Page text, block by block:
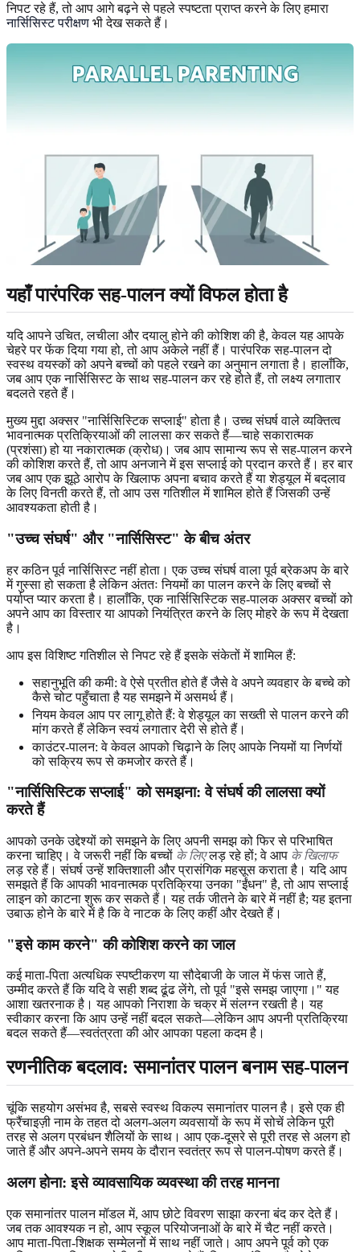
निपट रहे हैं, तो आप आगे बढ़ने से पहले स्पष्टता प्राप्त करने के लिए हमारा
नार्सिसिस्ट परीक्षण भी देख सकते हैं।
यहाँ पारंपरिक सह-पालन क्यों विफल होता है
यदि आपने उचित, लचीला और दयालु होने की कोशिश की है, केवल यह आपके
चेहरे पर फेंक दिया गया हो, तो आप अकेले नहीं हैं। पारंपरिक सह-पालन दो
स्वस्थ वयस्कों को अपने बच्चों को पहले रखने का अनुमान लगाता है। हालाँकि,
जब आप एक नार्सिसिस्ट के साथ सह-पालन कर रहे होते हैं, तो लक्ष्य लगातार
बदलते रहते हैं।
मुख्य मुद्दा अक्सर "नार्सिसिस्टिक सप्लाई" होता है। उच्च संघर्ष वाले व्यक्तित्व
भावनात्मक प्रतिक्रियाओं की लालसा कर सकते हैं—चाहे सकारात्मक
(प्रशंसा) हो या नकारात्मक (क्रोध)। जब आप सामान्य रूप से सह-पालन करने
की कोशिश करते हैं, तो आप अनजाने में इस सप्लाई को प्रदान करते हैं। हर बार
जब आप एक झूठे आरोप के खिलाफ अपना बचाव करते हैं या शेड्यूल में बदलाव
के लिए विनती करते हैं, तो आप उस गतिशील में शामिल होते हैं जिसकी उन्हें
आवश्यकता होती है।
"उच्च संघर्ष" और "नार्सिसिस्ट" के बीच अंतर
हर कठिन पूर्व नार्सिसिस्ट नहीं होता। एक उच्च संघर्ष वाला पूर्व ब्रेकअप के बारे
में गुस्सा हो सकता है लेकिन अंततः नियमों का पालन करने के लिए बच्चों से
पर्याप्त प्यार करता है। हालाँकि, एक नार्सिसिस्टिक सह-पालक अक्सर बच्चों को
अपने आप का विस्तार या आपको नियंत्रित करने के लिए मोहरे के रूप में देखता
है।
आप इस विशिष्ट गतिशील से निपट रहे हैं इसके संकेतों में शामिल हैं:
सहानुभूति की कमी: वे ऐसे प्रतीत होते हैं जैसे वे अपने व्यवहार के बच्चे को
कैसे चोट पहुँचाता है यह समझने में असमर्थ हैं।
नियम केवल आप पर लागू होते हैं: वे शेड्यूल का सख्ती से पालन करने की
मांग करते हैं लेकिन स्वयं लगातार देरी से होते हैं।
काउंटर-पालन: वे केवल आपको चिढ़ाने के लिए आपके नियमों या निर्णयों
को सक्रिय रूप से कमजोर करते हैं।
"नार्सिसिस्टिक सप्लाई" को समझना: वे संघर्ष की लालसा क्यों
करते हैं
आपको उनके उद्देश्यों को समझने के लिए अपनी समझ को फिर से परिभाषित
करना चाहिए। वे जरूरी नहीं कि बच्चों के लिएलड़ रहे हों; वे आप के खिलाफ
लड़ रहे हैं। संघर्ष उन्हें शक्तिशाली और प्रासंगिक महसूस कराता है। यदि आप
समझते हैं कि आपकी भावनात्मक प्रतिक्रिया उनका "ईंधन" है, तो आप सप्लाई
लाइन को काटना शुरू कर सकते हैं। यह तर्क जीतने के बारे में नहीं है; यह इतना
उबाऊ होने के बारे में है कि वे नाटक के लिए कहीं और देखते हैं।
"इसे काम करने" की कोशिश करने का जाल
कई माता-पिता अत्यधिक स्पष्टीकरण या सौदेबाजी के जाल में फंस जाते हैं,
उम्मीद करते हैं कि यदि वे सही शब्द ढूंढ लेंगे, तो पूर्व "इसे समझ जाएगा।" यह
आशा खतरनाक है। यह आपको निराशा के चक्र में संलग्न रखती है। यह
स्वीकार करना कि आप उन्हें नहीं बदल सकते—लेकिन आप अपनी प्रतिक्रिया
बदल सकते हैं—स्वतंत्रता की ओर आपका पहला कदम है।
रणनीतिक बदलाव: समानांतर पालन बनाम सह-पालन
चूंकि सहयोग असंभव है, सबसे स्वस्थ विकल्प समानांतर पालन है। इसे एक ही
फ्रैंचाइज़ी नाम के तहत दो अलग-अलग व्यवसायों के रूप में सोचें लेकिन पूरी
तरह से अलग प्रबंधन शैलियों के साथ। आप एक-दूसरे से पूरी तरह से अलग हो
जाते हैं और अपने-अपने समय के दौरान स्वतंत्र रूप से पालन-पोषण करते हैं।
अलग होना: इसे व्यावसायिक व्यवस्था की तरह मानना
एक समानांतर पालन मॉडल में, आप छोटे विवरण साझा करना बंद कर देते हैं।
जब तक आवश्यक न हो, आप स्कूल परियोजनाओं के बारे में चैट नहीं करते।
आप माता-पिता-शिक्षक सम्मेलनों में साथ नहीं जाते। आप अपने पूर्व को एक